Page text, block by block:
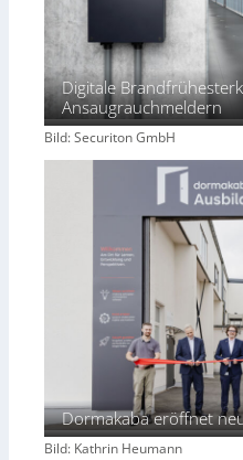
Digitale
Ansaugrauchmeldern
Bild: Securiton GmbH
Dormakaba eröffnet
Bild: Kathrin Heumann